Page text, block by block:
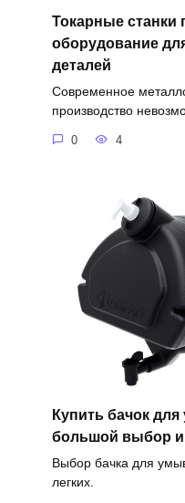
Токарные станки
оборудование
деталей
Современное
производство
0 4
Купить бачок
большой выбор и
Выбор бачка для
легких.